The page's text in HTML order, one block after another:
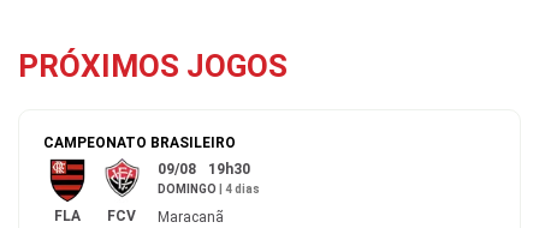
PRÓXIMOS JOGOS
CAMPEONATO BRASILEIRO
FLA FCV
09/08 19h30
DOMINGO 4 dias
Maracanã